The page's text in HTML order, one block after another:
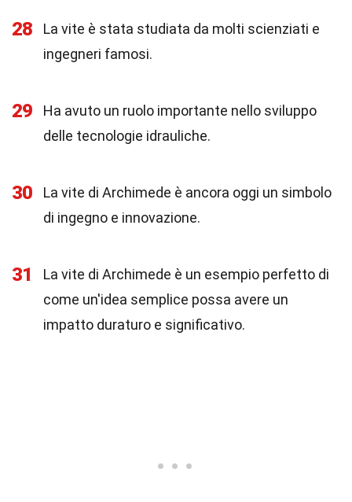
28
La vite è stata studiata da molti scienziati e
ingegneri famosi.
29
Ha avuto un ruolo importante nello sviluppo
delle tecnologie idrauliche.
30
La vite di Archimede è ancora oggi un simbolo
di ingegno e innovazione.
31
La vite di Archimede è un esempio perfetto di
come un'idea semplice possa avere un
impatto duraturo e significativo.